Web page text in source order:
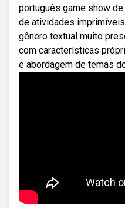
português game show
de atividades
gênero textual muito
com características
e abordagem de temas